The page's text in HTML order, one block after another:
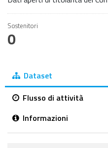
Sostenitori
0
Dataset
Flusso di attività
Informazioni